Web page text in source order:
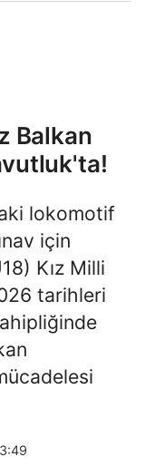
Balkan
lokomotif
için
Kız Milli
tarihleri